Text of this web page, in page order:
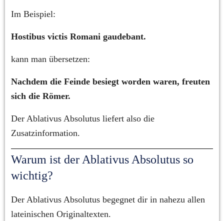
Im Beispiel:
Hostibus victis Romani gaudebant.
kann man übersetzen:
Nachdem die Feinde besiegt worden waren, freuten
sich die Römer.
Der Ablativus Absolutus liefert also die
Zusatzinformation.
Warum ist der Ablativus Absolutus so
wichtig?
Der Ablativus Absolutus begegnet dir in nahezu allen
lateinischen Originaltexten.